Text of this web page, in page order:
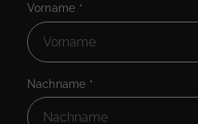
Vorname *
Nachname *